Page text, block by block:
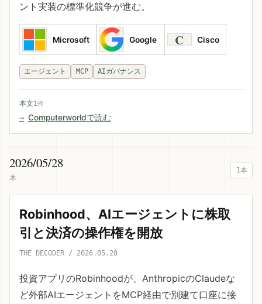
ント実装の標準化競争が進む。
Microsoft Google C Cisco
エージェント MCP AIガバナンス
本文1件
Computerworldで読む
2026/05/28
木
1本
Robinhood、AIエージェントに株取
引と決済の操作権を開放
THE DECODER / 2026.05.28
投資アプリのRobinhoodが、AnthropicのClaudeな
ど外部AIエージェントをMCP経由で別建て口座に接